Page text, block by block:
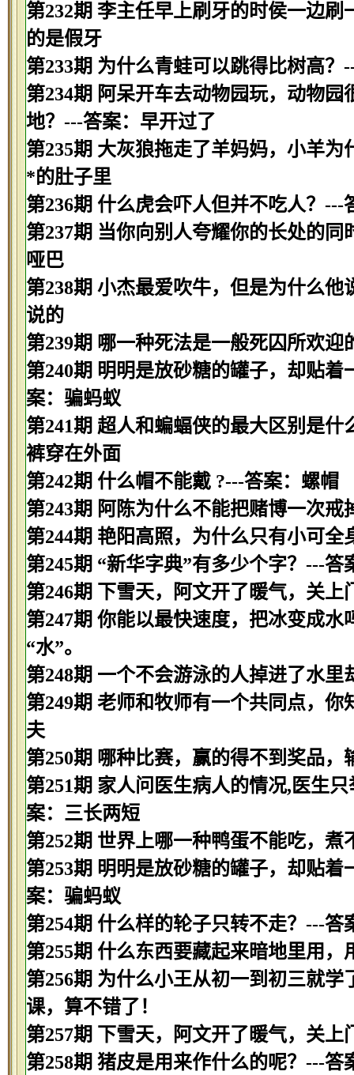
第232期 李主任早上刷牙的时侯一边
的是假牙
第233期 为什么青蛙可以跳得比树高？
第234期 阿呆开车去动物园玩，动物
地？---答案：早开过了
第235期 大灰狼拖走了羊妈妈，小羊
*的肚子里
第236期 什么虎会吓人但并不吃人？---
第237期 当你向别人夸耀你的长处的
哑巴
第238期 小杰最爱吹牛，但是为什么
说的
第239期 哪一种死法是一般死囚所欢迎
第240期 明明是放砂糖的罐子，却贴
案：骗蚂蚁
第241期 超人和蝙蝠侠的最大区别是
裤穿在外面
第242期 什么帽不能戴 ?---答案：螺帽
第243期 阿陈为什么不能把赌博一次
第244期 艳阳高照，为什么只有小可
第245期 “新华字典”有多少个字？---答
第246期 下雪天，阿文开了暖气，关
第247期 你能以最快速度，把冰变成
“水”。
第248期 一个不会游泳的人掉进了水
第249期 老师和牧师有一个共同点，
夫
第250期 哪种比赛，赢的得不到奖品
第251期 家人问医生病人的情况,医生
案：三长两短
第252期 世界上哪一种鸭蛋不能吃，
第253期 明明是放砂糖的罐子，却贴
案：骗蚂蚁
第254期 什么样的轮子只转不走？---答
第255期 什么东西要藏起来暗地里用
第256期 为什么小王从初一到初三就
课，算不错了！
第257期 下雪天，阿文开了暖气，关
第258期 猪皮是用来作什么的呢？---答